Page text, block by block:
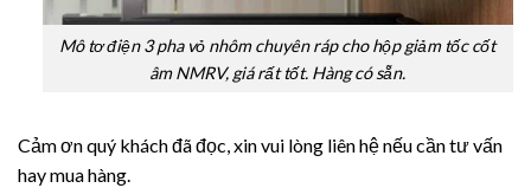
Mô tơ điện 3 pha vỏ nhôm chuyên ráp cho hộp giảm tốc cốt
âm NMRV, giá rất tốt. Hàng có sẵn.
Cảm ơn quý khách đã đọc, xin vui lòng liên hệ nếu cần tư vấn
hay mua hàng.